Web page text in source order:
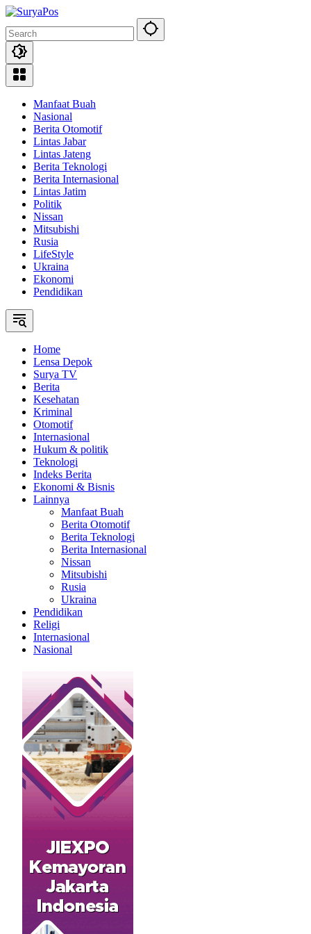
Skip
content
Manfaat Buah
Nasional
Berita Otomotif
Lintas Jabar
Lintas Jateng
Berita Teknologi
Berita Internasional
Lintas Jatim
Politik
Nissan
Mitsubishi
Rusia
LifeStyle
Ukraina
Ekonomi
Pendidikan
Home
Lensa Depok
Surya TV
Berita
Kesehatan
Kriminal
Otomotif
Internasional
Hukum & politik
Teknologi
Indeks Berita
Ekonomi & Bisnis
Lainnya
Manfaat Buah
Berita Otomotif
Berita Teknologi
Berita Internasional
Nissan
Mitsubishi
Rusia
Ukraina
Pendidikan
Religi
Internasional
Nasional